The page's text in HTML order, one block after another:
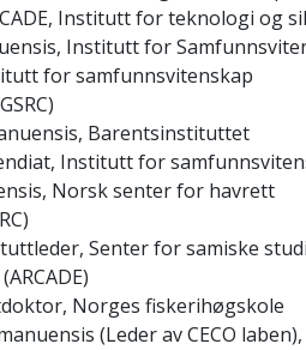
Institutt for teknologi og
Institutt for
for samfunnsvitenskap
Barentsinstituttet
Institutt for
Norsk senter for havrett
Senter for samiske
Norges fiskerihøgskole
(Leder av CECO